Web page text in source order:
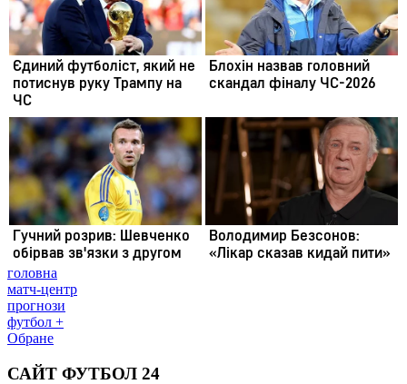
головна
матч-центр
прогнози
футбол +
Обране
САЙТ ФУТБОЛ 24